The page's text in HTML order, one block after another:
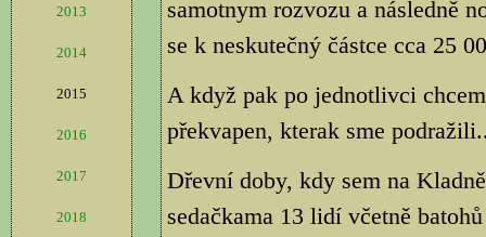
2013
2014
2015
2016
2017
2018
samotnym rozvozu a následně
se k neskutečný částce cca 25
A když pak po jednotlivci
překvapen, kterak sme
Dřevní doby, kdy sem na
sedačkama 13 lidí včetně